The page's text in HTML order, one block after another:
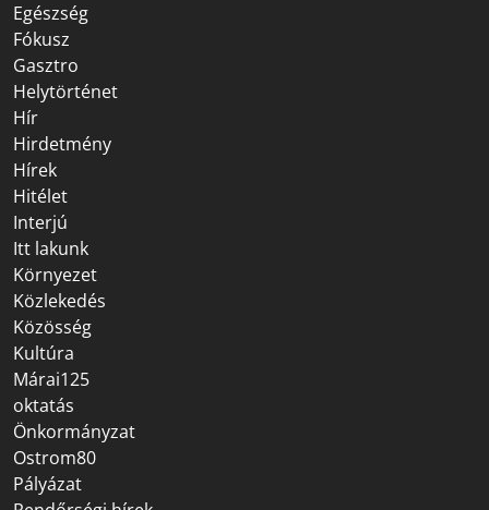
Egészség
Fókusz
Gasztro
Helytörténet
Hír
Hirdetmény
Hírek
Hitélet
Interjú
Itt lakunk
Környezet
Közlekedés
Közösség
Kultúra
Márai125
oktatás
Önkormányzat
Ostrom80
Pályázat